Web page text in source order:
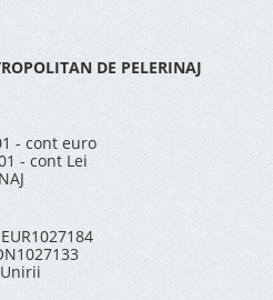
DE PELERINAJ
- cont euro
- cont Lei